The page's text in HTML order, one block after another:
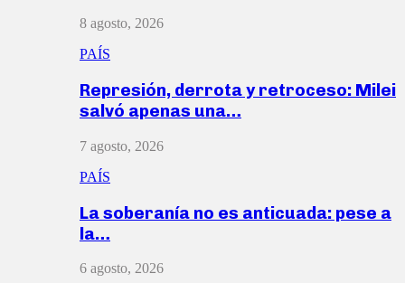
8 agosto, 2026
PAÍS
Represión, derrota y retroceso: Milei
salvó apenas una…
7 agosto, 2026
PAÍS
La soberanía no es anticuada: pese a
la…
6 agosto, 2026